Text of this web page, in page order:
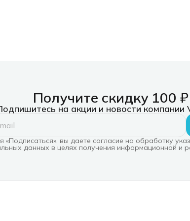
Получите скидку 100 ₽
на акции и новости компании
«Подписаться», вы даете согласие на обработку
данных в целях получения информационной и